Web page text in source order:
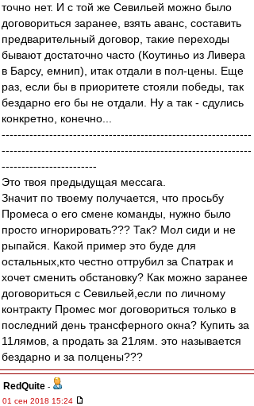
точно нет. И с той же Севильей можно было
договориться заранее, взять аванс, составить
предварительный договор, такие переходы
бывают достаточно часто (Коутиньо из Ливера
в Барсу, емнип), итак отдали в пол-цены. Еще
раз, если бы в приоритете стояли победы, так
бездарно его бы не отдали. Ну а так - сдулись
конкретно, конечно...
---------------------------------------------------------------
---------------------------------------------------------------
------------------------
Это твоя предыдущая мессага.
Значит по твоему получается, что просьбу
Промеса о его смене команды, нужно было
просто игнорировать??? Так? Мол сиди и не
рыпайся. Какой пример это буде для
остальных,кто честно оттрубил за Спатрак и
хочет сменить обстановку? Как можно заранее
договориться с Севильей,если по личному
контракту Промес мог договориться только в
последний день трансферного окна? Купить за
11лямов, а продать за 21лям. это называется
бездарно и за полцены???
RedQuite -
01 сен 2018 15:24